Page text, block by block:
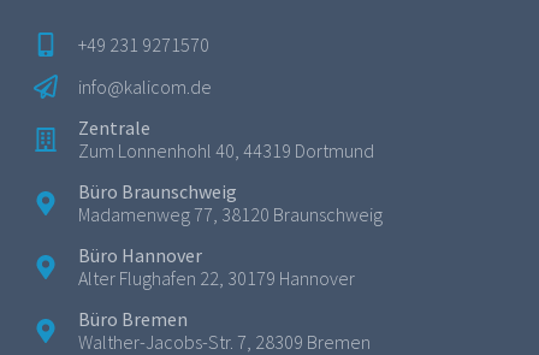
+49 231 9271570
info@kalicom.de
Zentrale
Zum Lonnenhohl 40, 44319 Dortmund
Büro Braunschweig
Madamenweg 77, 38120 Braunschweig
Büro Hannover
Alter Flughafen 22, 30179 Hannover
Büro Bremen
Walther-Jacobs-Str. 7, 28309 Bremen